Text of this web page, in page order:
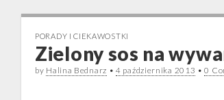
PORADY I CIEKAWOSTKI
Zielony sos na
by Halina Bednarz •4 października 2013 •0